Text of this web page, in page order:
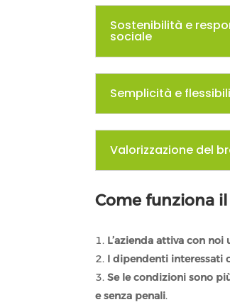
Sostenibilità e
sociale
Semplicità e
Valorizzazione del
Come funziona
L’azienda attiva con
I dipendenti interessati
Se le condizioni sono
e senza penali.